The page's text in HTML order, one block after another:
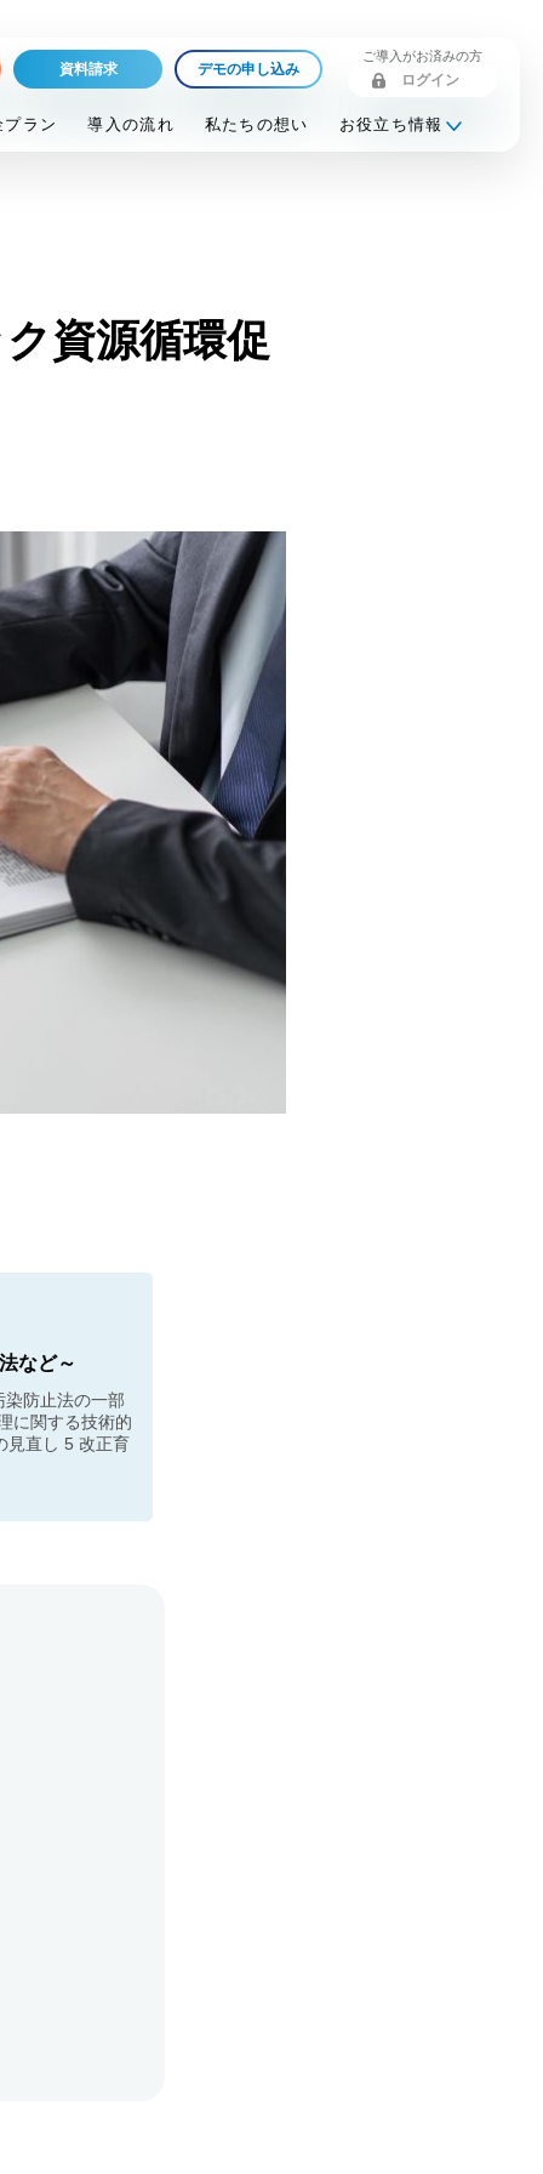
資料請求 デモの申し込み
ご導入がお済みの方
ログイン
プラン 導入の流れ 私たちの想い お役立ち情報
資源循環促
など～
防止法の一部
に関する技術的
見直し 5 改正育